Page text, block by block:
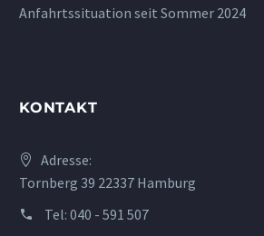
Anfahrtssituation seit Sommer 2024
KONTAKT
Adresse:
Tornberg 39 22337 Hamburg
Tel: 040 - 591 507